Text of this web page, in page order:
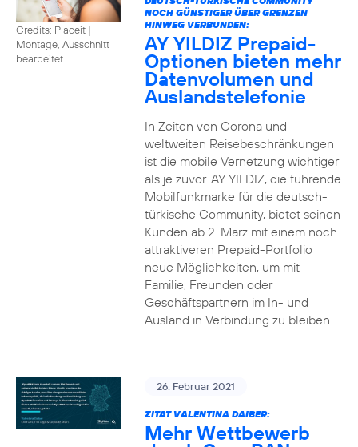
Credits: Placeit |
Montage, Ausschnitt
bearbeitet
NOCH GÜNSTIGER ÜBER GRENZEN
HINWEG VERBUNDEN:
AY YILDIZ Prepaid-
Optionen bieten mehr
Datenvolumen und
Auslandstelefonie
In Zeiten von Corona und
weltweiten Reisebeschränkungen
ist die mobile Vernetzung wichtiger
als je zuvor. AY YILDIZ, die führende
Mobilfunkmarke für die deutsch-
türkische Community, bietet seinen
Kunden ab 2. März mit einem noch
attraktiveren Prepaid-Portfolio
neue Möglichkeiten, um mit
Familie, Freunden oder
Geschäftspartnern im In- und
Ausland in Verbindung zu bleiben.
26. Februar 2021
ZITAT VALENTINA DAIBER:
Mehr Wettbewerb